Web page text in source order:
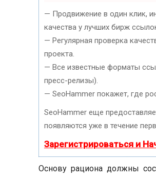
— Продвижение в один клик,
качества у лучших бирж
— Регулярная проверка
проекта.
— Все известные форматы
пресс-релизы).
— SeoHammer покажет, где
SeoHammer еще
появляются уже в течение
Зарегистрироваться и
Основу рациона должны